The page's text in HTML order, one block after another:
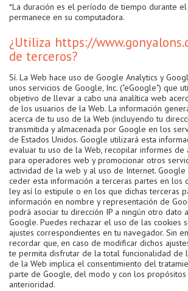
*La duración es el período de tiempo durante
permanece en su computadora.
¿Utiliza https://
de terceros?
Sí. La Web hace uso de Google Analytics y
unos servicios de Google, Inc. ("eGoogle") que
objetivo de llevar a cabo una analítica web
de los usuarios de la Web. La información
acerca de tu uso de la Web (incluyendo tu
transmitida y almacenada por Google en los
de Estados Unidos. Google utilizará esta
evaluar tu uso de la Web, recopilar informes de
para operadores web y promocionar otros
actividad de la web y al uso de Internet.
ceder esta información a terceras partes en los
ley así lo estipule o en los que dichas terceras
información en nombre y representación de
podrá asociar tu dirección IP a ningún otro dato
Google. Puedes rechazar el uso de las cookies
ajustes correspondientes en tu navegador. Sin
recordar que, en caso de modificar dichos
te permita disfrutar de la total funcionalidad de
de la Web implica el consentimiento del
parte de Google, del modo y con los propósitos
anterioridad.